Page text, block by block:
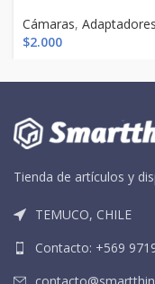
Cámaras, Adaptadores
$2.000
Tienda de artículos y
TEMUCO, CHILE
Contacto: +569